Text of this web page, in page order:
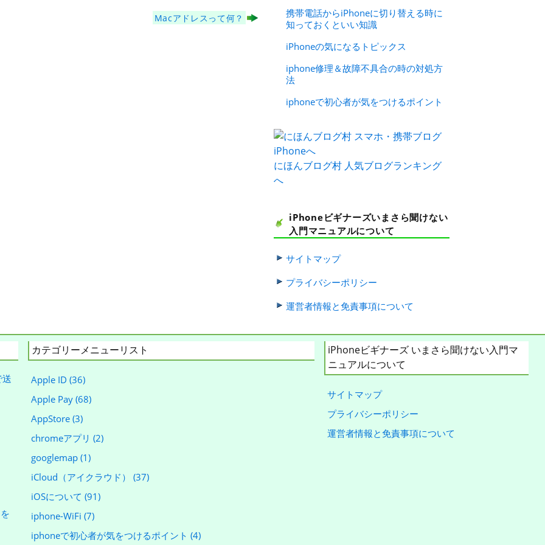
Macアドレスって何？
携帯電話からiPhoneに切り替える時に
知っておくといい知識
iPhoneの気になるトピックス
iphone修理＆故障不具合の時の対処方
法
iphoneで初心者が気をつけるポイント
にほんブログ村 人気ブログランキング
へ
iPhoneビギナーズいまさら聞けない
入門マニュアルについて
サイトマップ
プライバシーポリシー
運営者情報と免責事項について
カテゴリーメニューリスト
Apple ID (36)
Apple Pay (68)
AppStore (3)
chromeアプリ (2)
googlemap (1)
iCloud（アイクラウド）
(37)
iOSについて (91)
iphone-WiFi (7)
iphoneで初心者が気をつけるポイント (4)
iPhoneビギナーズ いまさら聞けない入門マ
ニュアルについて
サイトマップ
プライバシーポリシー
運営者情報と免責事項について